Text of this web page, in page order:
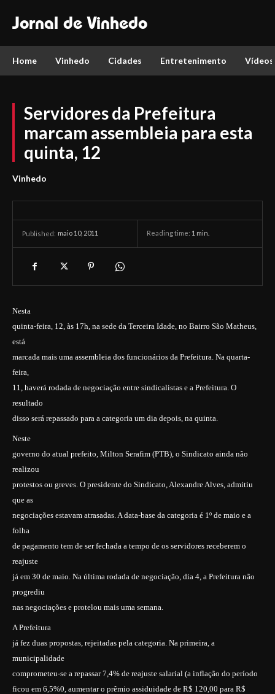
Jornal de Vinhedo
Home Vinhedo Cidades Entretenimento Vídeos
Servidores da Prefeitura
marcam assembleia para esta
quinta, 12
Vinhedo
Published: maio 10, 2011 Reading time: 1 min.
Nesta
quinta-feira, 12, às 17h, na sede da Terceira Idade, no Bairro São Matheus,
está
marcada mais uma assembleia dos funcionários da Prefeitura. Na quarta-
feira,
11, haverá rodada de negociação entre sindicalistas e a Prefeitura. O
resultado
disso será repassado para a categoria um dia depois, na quinta.
Neste
governo do atual prefeito, Milton Serafim (PTB), o Sindicato ainda não
realizou
protestos ou greves. O presidente do Sindicato, Alexandre Alves, admitiu
que as
negociações estavam atrasadas. A data-base da categoria é 1º de maio e a
folha
de pagamento tem de ser fechada a tempo de os servidores receberem o
reajuste
já em 30 de maio. Na última rodada de negociação, dia 4, a Prefeitura não
progrediu
nas negociações e protelou mais uma semana.
A Prefeitura
já fez duas propostas, rejeitadas pela categoria. Na primeira, a
municipalidade
comprometeu-se a repassar 7,4% de reajuste salarial (a inflação do período
ficou em 6,5%0, aumentar o prêmio assiduidade de R$ 120,00 para R$